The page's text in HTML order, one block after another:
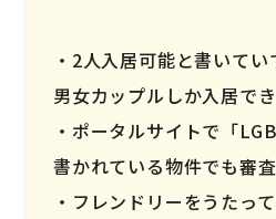
2人入居可能と書いてい
男女カップルしか入居で
ポータルサイトで「
書かれている物件でも審
フレンドリーをうたっ